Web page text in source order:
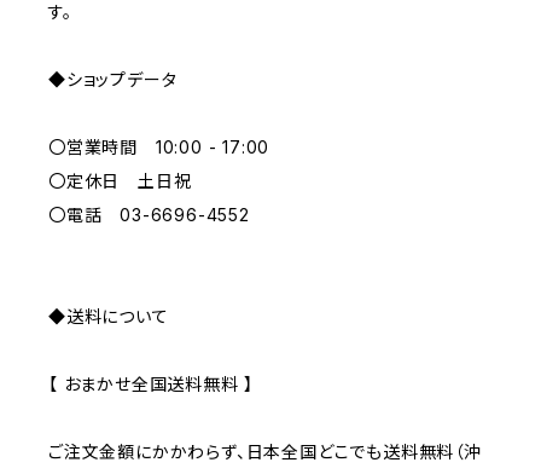
ORANGE
GRAY
す。
◆ショップデータ
〇営業時間 10:00 - 17:00
〇定休日 土日祝
〇電話 03-6696-4552
◆送料について
【 おまかせ全国送料無料 】
ご注文金額にかかわらず、日本全国どこでも送料無料（沖